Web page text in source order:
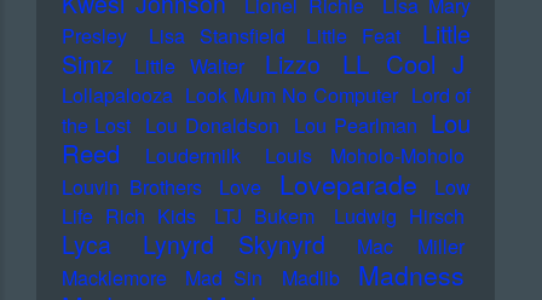
Presley
Lisa Stansfield Little Feat
Little
Simz
Little Walter Lizzo LL Cool J
Lollapalooza Look Mum No Computer Lord of
the Lost Lou Donaldson Lou Pearlman Lou
Reed
Loudermilk
Louis Moholo-Moholo
Louvin Brothers
Love Loveparade
Low
Life Rich Kids
LTJ Bukem Ludwig Hirsch
Lyca Lynyrd Skynyrd
Mac Miller
Macklemore
Mad Sin Madlib
Madness